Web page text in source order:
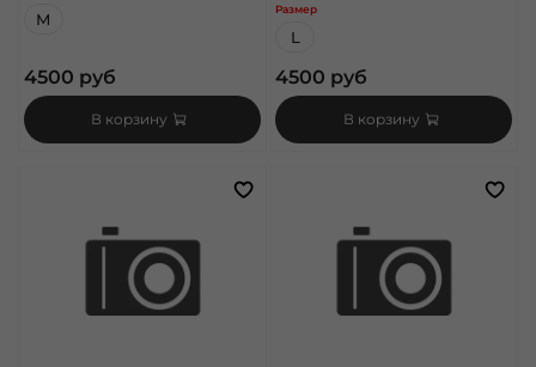
M
4500 руб
В корзину
Размер
L
4500 руб
В корзину